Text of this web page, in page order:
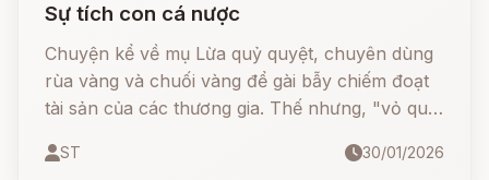
Sự tích con cá nược
Chuyện kể về mụ Lừa quỷ quyệt, chuyên dùng
rùa vàng và chuối vàng để gài bẫy chiếm đoạt
tài sản của các thương gia. Thế nhưng, "vỏ quýt
trước sự mưu trí của vợ một nạn nhân. Kết cục,
ST 30/01/2026